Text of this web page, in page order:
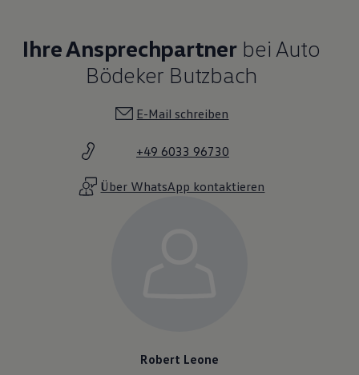
Ihre Ansprechpartnerbei Auto
Bödeker Butzbach
E-Mail schreiben
+49 6033 96730
Über WhatsApp kontaktieren
Robert Leone